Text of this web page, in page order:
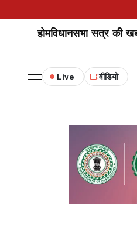
होमविधानसभा सत्र की
Live वीडियो